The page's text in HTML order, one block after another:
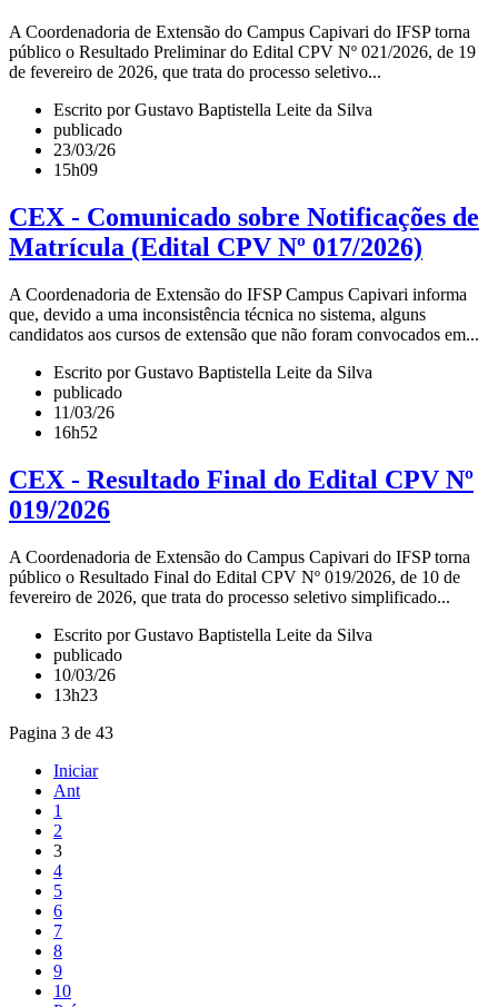
A Coordenadoria de Extensão do Campus Capivari do IFSP torna
público o Resultado Preliminar do Edital CPV Nº 021/2026, de 19
de fevereiro de 2026, que trata do processo seletivo...
Escrito por Gustavo Baptistella Leite da Silva
publicado
23/03/26
15h09
CEX - Comunicado sobre Notificações de
Matrícula (Edital CPV Nº 017/2026)
A Coordenadoria de Extensão do IFSP Campus Capivari informa
que, devido a uma inconsistência técnica no sistema, alguns
candidatos aos cursos de extensão que não foram convocados em...
Escrito por Gustavo Baptistella Leite da Silva
publicado
11/03/26
16h52
CEX - Resultado Final do Edital CPV Nº
019/2026
A Coordenadoria de Extensão do Campus Capivari do IFSP torna
público o Resultado Final do Edital CPV Nº 019/2026, de 10 de
fevereiro de 2026, que trata do processo seletivo simplificado...
Escrito por Gustavo Baptistella Leite da Silva
publicado
10/03/26
13h23
Pagina 3 de 43
Iniciar
Ant
1
2
3
4
5
6
7
8
9
10